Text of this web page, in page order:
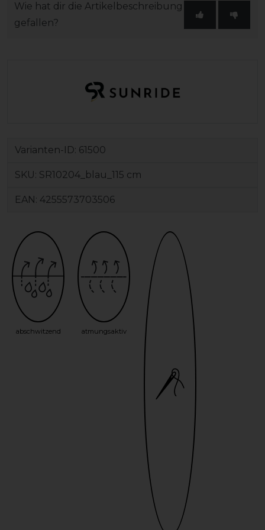
Wie hat dir die Artikelbeschreibung
gefallen?
Varianten-ID: 61500
SKU: SR10204_blau_115 cm
EAN: 4255573703506
abschwitzend atmungsaktiv